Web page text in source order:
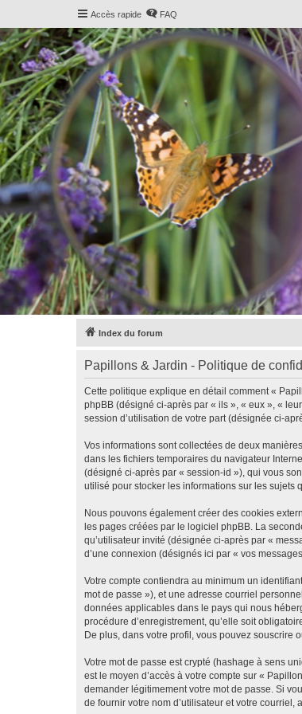
Accès rapide FAQ
Index du forum
Papillons & Jardin - Politique de
Cette politique explique en détail comment «
phpBB (désigné ci-après par « ils », « eux », «
session d’utilisation de votre part (désignée ci-
Vos informations sont collectées de deux
dans les fichiers temporaires du navigateur
(désigné ci-après par « session-id »), qui vous
utilisé pour stocker les informations sur les sujets
Nous pouvons également créer des cookies
les pages créées par le logiciel phpBB. La
qu’utilisateur invité (désignée ci-après par «
d’une connexion (désignés ici par « vos
Votre compte contiendra au minimum un
mot de passe »), et une adresse courriel
données applicables dans le pays qui nous
procédure d’enregistrement, qu’elle soit
De plus, dans votre profil, vous pouvez souscrire
Votre mot de passe est crypté (hashage à sens
est le moyen d’accès à votre compte sur «
demander légitimement votre mot de passe. Si
de fournir votre nom d’utilisateur et votre